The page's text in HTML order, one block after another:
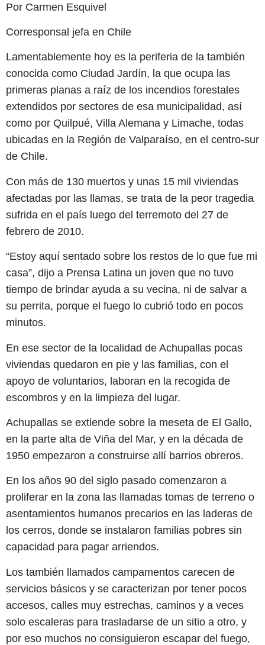
Por Carmen Esquivel
Corresponsal jefa en Chile
Lamentablemente hoy es la periferia de la también
conocida como Ciudad Jardín, la que ocupa las
primeras planas a raíz de los incendios forestales
extendidos por sectores de esa municipalidad, así
como por Quilpué, Villa Alemana y Limache, todas
ubicadas en la Región de Valparaíso, en el centro-sur
de Chile.
Con más de 130 muertos y unas 15 mil viviendas
afectadas por las llamas, se trata de la peor tragedia
sufrida en el país luego del terremoto del 27 de
febrero de 2010.
“Estoy aquí sentado sobre los restos de lo que fue mi
casa”, dijo a Prensa Latina un joven que no tuvo
tiempo de brindar ayuda a su vecina, ni de salvar a
su perrita, porque el fuego lo cubrió todo en pocos
minutos.
En ese sector de la localidad de Achupallas pocas
viviendas quedaron en pie y las familias, con el
apoyo de voluntarios, laboran en la recogida de
escombros y en la limpieza del lugar.
Achupallas se extiende sobre la meseta de El Gallo,
en la parte alta de Viña del Mar, y en la década de
1950 empezaron a construirse allí barrios obreros.
En los años 90 del siglo pasado comenzaron a
proliferar en la zona las llamadas tomas de terreno o
asentamientos humanos precarios en las laderas de
los cerros, donde se instalaron familias pobres sin
capacidad para pagar arriendos.
Los también llamados campamentos carecen de
servicios básicos y se caracterizan por tener pocos
accesos, calles muy estrechas, caminos y a veces
solo escaleras para trasladarse de un sitio a otro, y
por eso muchos no consiguieron escapar del fuego,